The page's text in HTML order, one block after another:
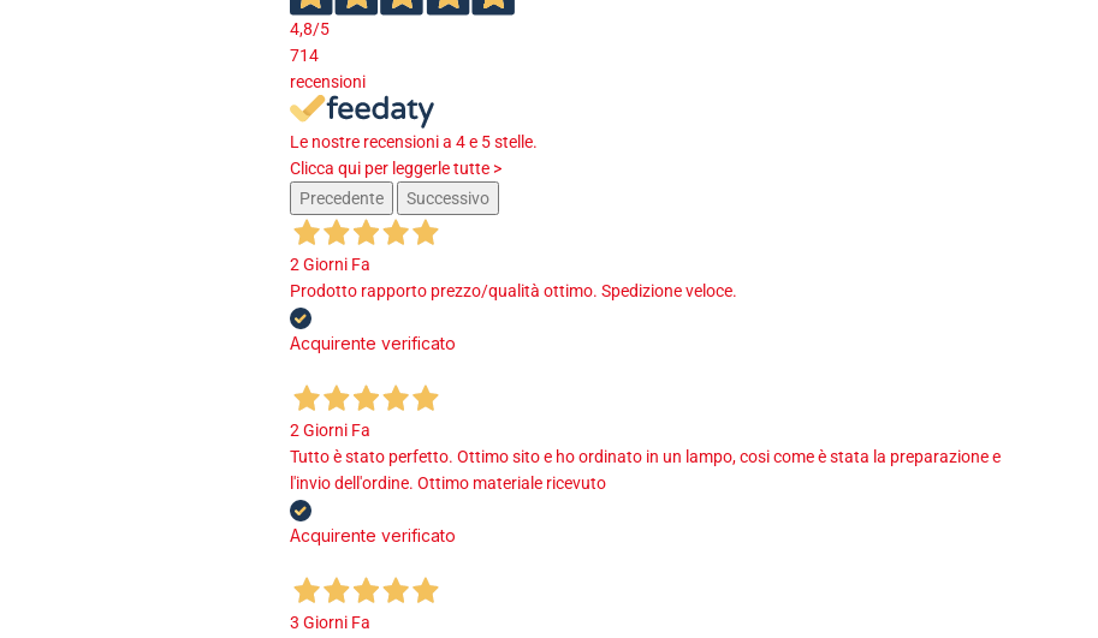
4,8/5
714
recensioni
Le nostre recensioni a 4 e 5 stelle.
Clicca qui per leggerle tutte >
Precedente
Successivo
2 Giorni Fa
Prodotto rapporto prezzo/qualità ottimo. Spedizione veloce.
Acquirente verificato
2 Giorni Fa
Tutto è stato perfetto. Ottimo sito e ho ordinato in un lampo, cosi come è stata la preparazione e
l'invio dell'ordine. Ottimo materiale ricevuto
Acquirente verificato
3 Giorni Fa